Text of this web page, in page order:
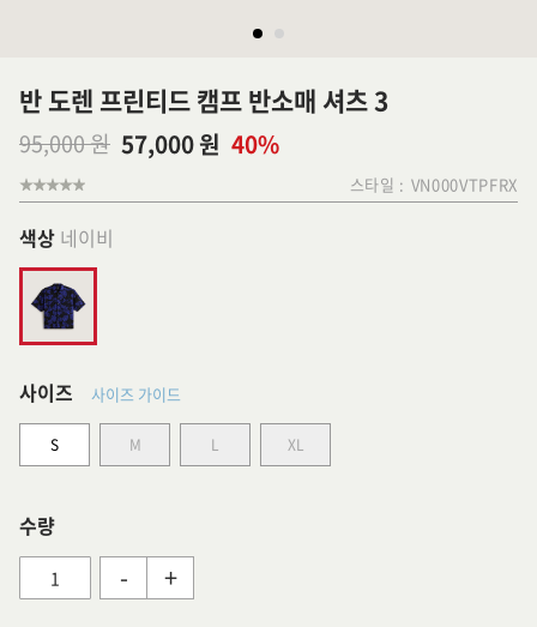
반 도렌 프린티드 캠프 반소매 셔츠 3
95,000 원 57,000 원 40%
스타일 : VN000VTPFRX
색상 네이비
사이즈 사이즈 가이드
S M L XL
수량
- +